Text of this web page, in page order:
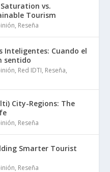
vs.
Tourism
, Reseña
Inteligentes: Cuando el
sentido
, Red IDTI, Reseña,
City-Regions: The
, Reseña
Smarter Tourist
, Reseña